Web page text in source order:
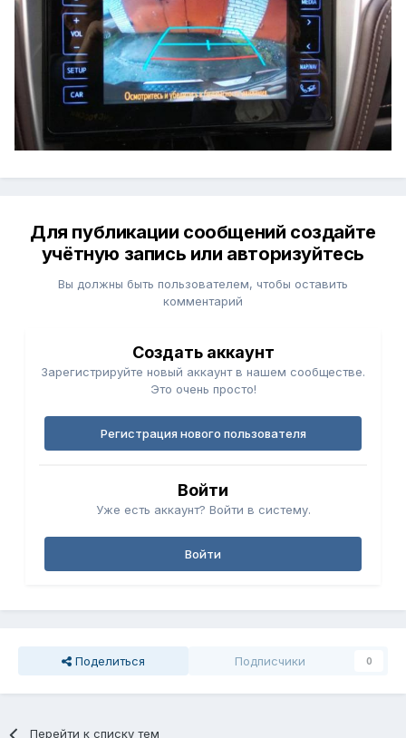
Для публикации сообщений создайте
учётную запись или авторизуйтесь
Вы должны быть пользователем, чтобы оставить
комментарий
Создать аккаунт
Зарегистрируйте новый аккаунт в нашем сообществе.
Это очень просто!
Регистрация нового пользователя
Войти
Уже есть аккаунт? Войти в систему.
Войти
Поделиться Подписчики 0
Перейти к списку тем